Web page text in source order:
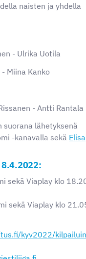
naisten ja yhdella
- Ulrika Uotila
Miina Kanko
- Antti Rantala
suorana lähetyksenä
-kanavalla sekä Elisa
sekä Viaplay klo
sekä Viaplay klo
kyv2022/